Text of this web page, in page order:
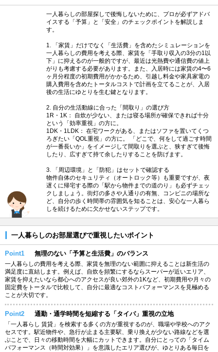
一人暮らしの部屋探しで後悔しないために、プロが必ずアドバ
イスする「予算」と「安全」のチェックポイントを解説しま
す。
1. 「家賃」だけでなく「生活費」を含めたシミュレーションを
一人暮らしの費用を考える際、家賃を「手取り収入の3分の1以
下」に抑えるのが一般的ですが、最近は光熱費や通信費の値上
がりも考慮する必要があります。また、入居時には家賃の4〜6
ヶ月分程度の初期費用がかかるため、引越し料金や家具家電の
購入費用を含めたトータルコストで計画を立てることが、入居
後の生活にゆとりを生む鍵となります。
2. 自分の生活動線に合った「間取り」の選び方
1R・1K： 自炊が少ない、または寝る場所が確保できれば十分
という「効率重視」の方に。
1DK・1LDK： 在宅ワークがある、またはソファを置いてくつ
ろぎたい「QOL重視」の方に。 「どこで、何をして過ごす時間
が一番長いか」をイメージして間取りを選ぶと、狭すぎて後悔
したり、広すぎて持て余したりすることを防げます。
3. 「周辺環境」と「防犯」はセットで確認する
物件自体のセキュリティ（オートロック等）も重要ですが、夜
遅くに帰宅する際の「駅から物件までの道のり」も必ずチェッ
クしましょう。街灯の多さや人通りの有無、コンビニの場所な
ど、自分の歩く時間帯の雰囲気を知ることは、安心な一人暮ら
しを続けるために欠かせないステップです。
一人暮らしのお部屋選びで重視したいポイント
Point1 無理のない「予算と生活費」のバランス
一人暮らしの費用を考える際、家賃を無理のない範囲に抑えることは新生活の
満足度に直結します。例えば、自炊を頻繁にするならスーパーが近いエリア、
家賃を抑えたいなら都心へのアクセスが良い郊外の1Kなど、初期費用や月々の
固定費をトータルで比較して、自分に最適なコストパフォーマンスを見極める
ことが大切です。
Point2 通勤・通学時間を短縮する「タイパ」重視の立地
「一人暮らし 賃貸」を検索する多くの方が重視するのが、職場や学校へのアク
セスです。駅近物件や、急行が止まる主要駅、乗り換えが少ない路線などを選
ぶことで、日々の移動時間を大幅にカットできます。自分にとっての「タイム
パフォーマンス（時間対効果）」を意識したエリア選びが、ゆとりある毎日を